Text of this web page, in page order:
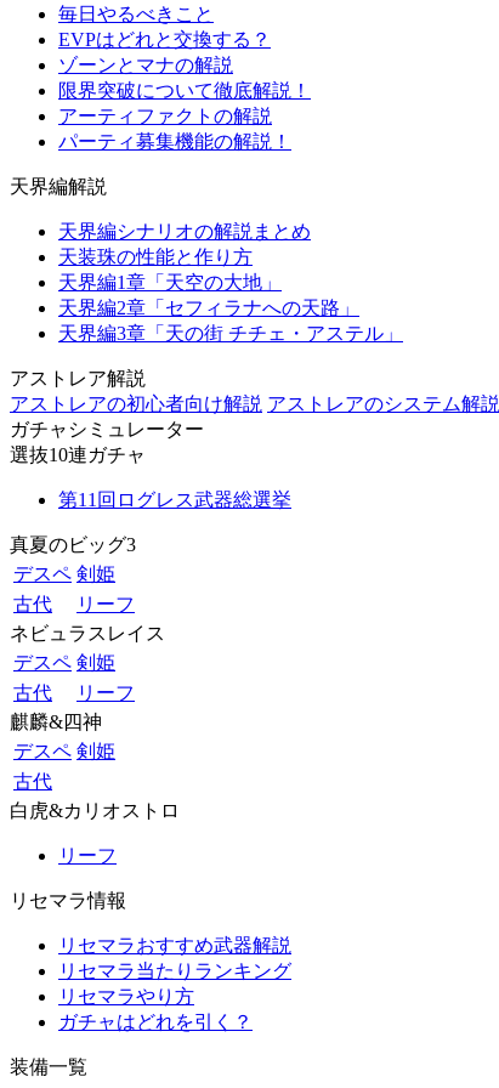
毎日やるべきこと
EVPはどれと交換する？
ゾーンとマナの解説
限界突破について徹底解説！
アーティファクトの解説
パーティ募集機能の解説！
天界編解説
天界編シナリオの解説まとめ
天装珠の性能と作り方
天界編1章「天空の大地」
天界編2章「セフィラナへの天路」
天界編3章「天の街 チチェ・アステル」
アストレア解説
アストレアの初心者向け解説 アストレアのシステム解説
ガチャシミュレーター
選抜10連ガチャ
第11回ログレス武器総選挙
真夏のビッグ3
デスペ 剣姫
古代
リーフ
ネビュラスレイス
デスペ 剣姫
古代
リーフ
麒麟&四神
デスペ 剣姫
古代
白虎&カリオストロ
リーフ
リセマラ情報
リセマラおすすめ武器解説
リセマラ当たりランキング
リセマラやり方
ガチャはどれを引く？
装備一覧